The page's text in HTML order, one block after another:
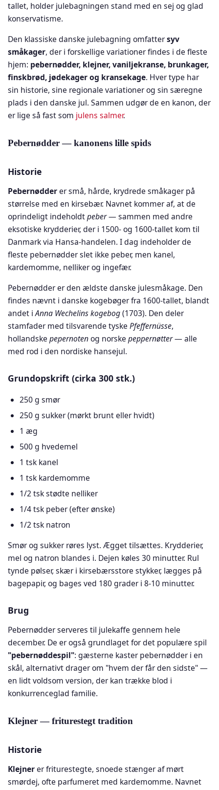
tallet, holder julebagningen stand med en sej og glad
konservatisme.
Den klassiske danske julebagning omfattersyv
småkager, der i forskellige variationer findes i de fleste
hjem: pebernødder, klejner, vaniljekranse, brunkager,
finskbrød, jødekager og kransekage. Hver type har
sin historie, sine regionale variationer og sin særegne
plads i den danske jul. Sammen udgør de en kanon, der
er lige så fast som julens salmer.
Pebernødder — kanonens lille spids
Historie
Pebernødderer små, hårde, krydrede småkager på
størrelse med en kirsebær. Navnet kommer af, at de
oprindeligt indeholdtpeber— sammen med andre
eksotiske krydderier, der i 1500- og 1600-tallet kom til
Danmark via Hansa-handelen. I dag indeholder de
fleste pebernødder slet ikke peber, men kanel,
kardemomme, nelliker og ingefær.
Pebernødder er den ældste danske julesmåkage. Den
findes nævnt i danske kogebøger fra 1600-tallet, blandt
andet iAnna Wechelins kogebog(1703). Den deler
stamfader med tilsvarende tyske Pfeffernüsse,
hollandske pepernotenog norske peppernøtter— alle
med rod i den nordiske hansejul.
Grundopskrift (cirka 300 stk.)
250 g smør
250 g sukker (mørkt brunt eller hvidt)
1 æg
500 g hvedemel
1 tsk kanel
1 tsk kardemomme
1/2 tsk stødte nelliker
1/4 tsk peber (efter ønske)
1/2 tsk natron
Smør og sukker røres lyst. Ægget tilsættes. Krydderier,
mel og natron blandes i. Dejen køles 30 minutter. Rul
tynde pølser, skær i kirsebærsstore stykker, lægges på
bagepapir, og bages ved 180 grader i 8-10 minutter.
Brug
Pebernødder serveres til julekaffe gennem hele
december. De er også grundlaget for det populære spil
"pebernøddespil": gæsterne kaster pebernødder i en
skål, alternativt drager om "hvem der får den sidste" —
en lidt voldsom version, der kan trække blod i
konkurrenceglad familie.
Klejner — friturestegt tradition
Historie
Klejnerer friturestegte, snoede stænger af mørt
smørdej, ofte parfumeret med kardemomme. Navnet